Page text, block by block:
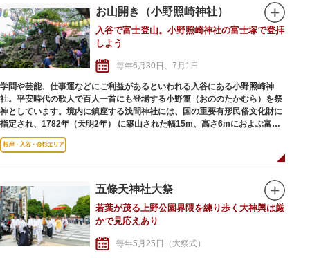
お山開き（小野照崎神社）
入谷で富士登山。小野照崎神社の富士塚で登拝
しよう
毎年6月30日、7月1日
学問や芸能、仕事運などにご利益があるといわれる入谷にある小野照崎神
社。平安時代の歌人で百人一首にも登場する小野篁（おののたかむら）を祭
神としています。境内に鎮座する浅間神社には、国の重要有形民俗文化財に
指定され、1782年（天明2年） に築山された幅15m、高さ6mにおよぶ富士
塚「下谷坂本富士」があります。全体が富士山の溶岩石で覆われ、霊峰・富
士の分身ともいえるその富士塚は、今も昔ながらの荘厳な姿のまま。富士信
その「下谷坂本富士」が、富士山の開山に合わせて、年に2日だけ開放さ
れ、誰でも気軽に登ることが可能です。この“お山開き”は、夏越の大祓、そ
して、上半期の納めと新たな半期の息災を祈る祭礼です。富士の歴史や文化
に触れながら、子どもは夢中になって何度も登り、大人は精神的な体験を求
めて登拝を行います。年に2日しか登ることのできないこの“お山開き”を、
ぜひ体験してみませんか。
根岸・入谷・金杉エリア
五條天神社大祭
若葉が茂る上野公園界隈を練り歩く大神輿は厳
かで見応えあり
毎年5月25日（大祭式）